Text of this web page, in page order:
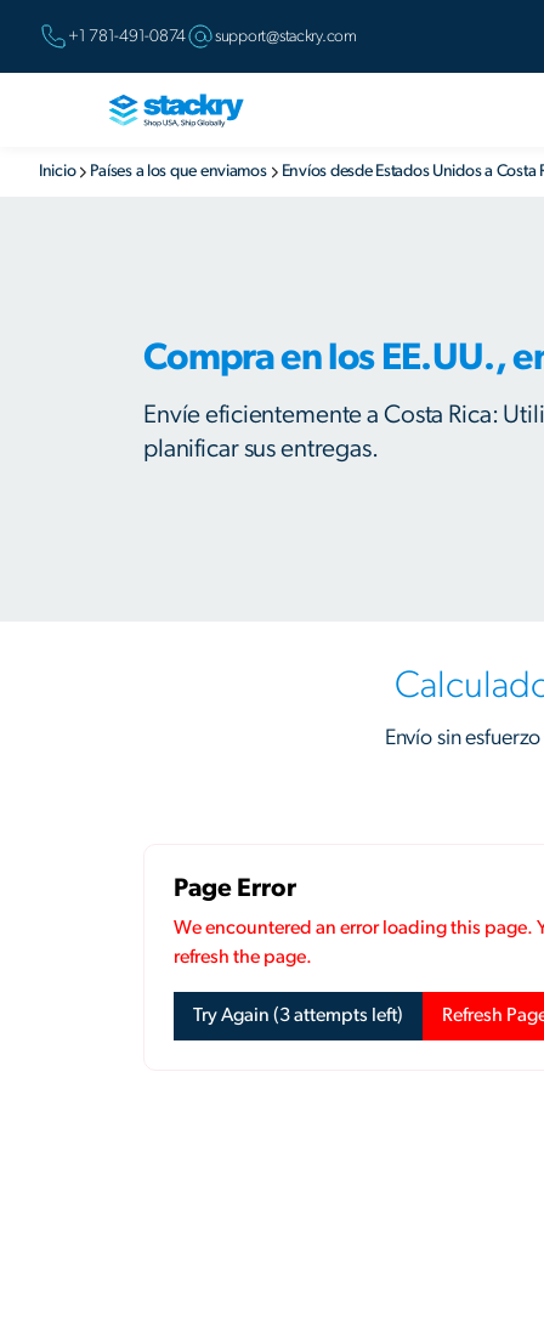
+1 781-491-0874 support@stackry.com
Inicio Países a los que enviamos Envíos desde Estados Unidos a Costa
Compra en los EE.UU.,
Envíe eficientemente a Costa Rica:
planificar sus entregas.
Envío sin